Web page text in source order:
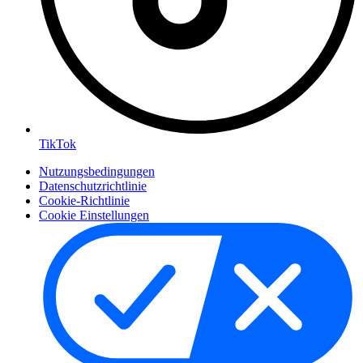
TikTok
Nutzungsbedingungen
Datenschutzrichtlinie
Cookie-Richtlinie
Cookie Einstellungen